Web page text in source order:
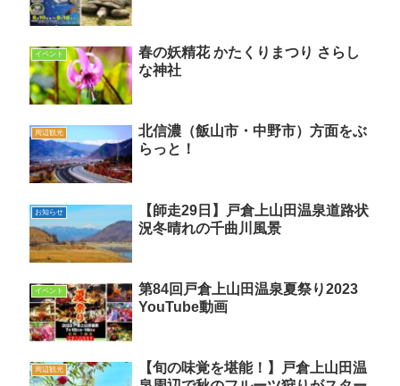
イベント
春の妖精花 かたくりまつり さらし
な神社
周辺観光
北信濃（飯山市・中野市）方面をぶ
らっと！
お知らせ
【師走29日】戸倉上山田温泉道路状
況冬晴れの千曲川風景
イベント
第84回戸倉上山田温泉夏祭り2023
YouTube動画
周辺観光
【旬の味覚を堪能！】戸倉上山田温